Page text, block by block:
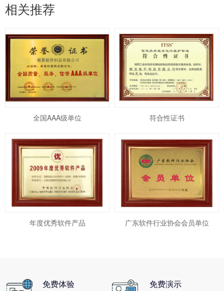
相关推荐
全国AAA级单位 符合性证书
年度优秀软件产品 广东软件行业协会会员单位
免费体验 免费演示